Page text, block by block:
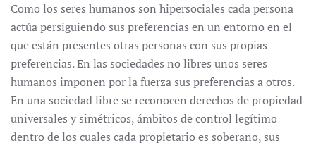
Como los seres humanos son hipersociales cada persona
actúa persiguiendo sus preferencias en un entorno en el
que están presentes otras personas con sus propias
preferencias. En las sociedades no libres unos seres
humanos imponen por la fuerza sus preferencias a otros.
En una sociedad libre se reconocen derechos de propiedad
universales y simétricos, ámbitos de control legítimo
dentro de los cuales cada propietario es soberano, sus